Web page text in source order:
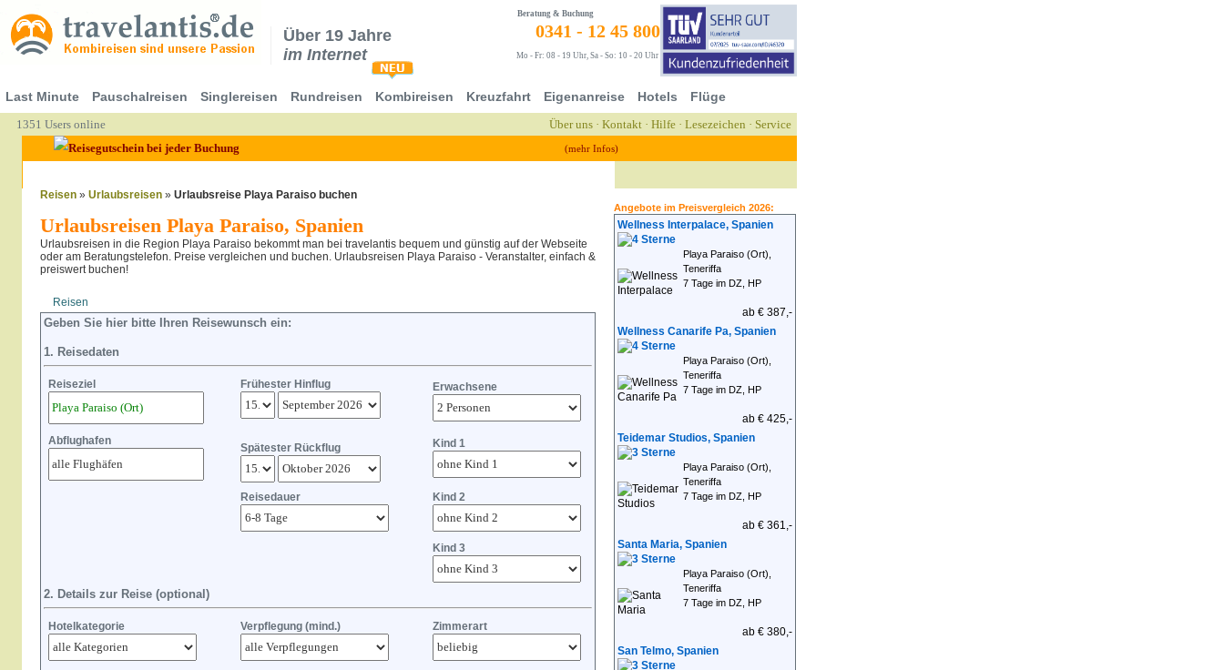
Über 19 Jahre
im Internet
Beratung & Buchung
0341 - 12 45 800
Mo - Fr: 08 - 19 Uhr, Sa - So: 10 - 20 Uhr
Last Minute Pauschalreisen Singlereisen Rundreisen Kombireisen Kreuzfahrt Eigenanreise Hotels Flüge
1351 Users online Über uns · Kontakt · Hilfe · Lesezeichen · Service
(mehr Infos)
Reisen » Urlaubsreisen » Urlaubsreise Playa Paraiso buchen
Urlaubsreisen Playa Paraiso, Spanien
Urlaubsreisen in die Region Playa Paraiso bekommt man bei travelantis bequem und günstig auf der Webseite
oder am Beratungstelefon. Preise vergleichen und buchen. Urlaubsreisen Playa Paraiso - Veranstalter, einfach &
preiswert buchen!
Reisen
Geben Sie hier bitte Ihren Reisewunsch ein:
1. Reisedaten
Reiseziel Frühester Hinflug Erwachsene
Abflughafen
Spätester Rückflug Kind 1
Reisedauer Kind 2
Kind 3
2. Details zur Reise (optional)
Hotelkategorie Verpflegung (mind.) Zimmerart
Angebote im Preisvergleich 2026:
Wellness Interpalace, Spanien
Playa Paraiso (Ort),
Teneriffa
7 Tage im DZ, HP
ab € 387,-
Wellness Canarife Pa, Spanien
Playa Paraiso (Ort),
Teneriffa
7 Tage im DZ, HP
ab € 425,-
Teidemar Studios, Spanien
Playa Paraiso (Ort),
Teneriffa
7 Tage im DZ, HP
ab € 361,-
Santa Maria, Spanien
Playa Paraiso (Ort),
Teneriffa
7 Tage im DZ, HP
ab € 380,-
San Telmo, Spanien